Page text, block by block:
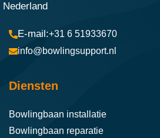
Nederland
+31 6 51933670
info@bowlingsupport.nl
Diensten
Bowlingbaan installatie
Bowlingbaan reparatie